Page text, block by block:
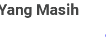
Masih